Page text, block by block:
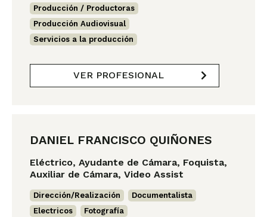
Producción / Productoras
Producción Audiovisual
Servicios a la producción
VER PROFESIONAL
DANIEL FRANCISCO QUIÑONES
Eléctrico, Ayudante de Cámara, Foquista,
Auxiliar de Cámara, Video Assist
Dirección/Realización Documentalista
Electricos
Fotografía